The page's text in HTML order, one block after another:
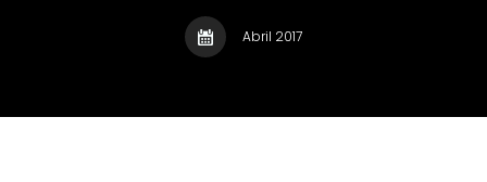
Abril 2017